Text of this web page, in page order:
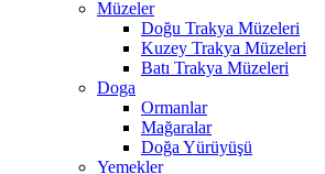
Müzeler
Doğu Trakya Müzeleri
Kuzey Trakya Müzeleri
Batı Trakya Müzeleri
Doga
Ormanlar
Mağaralar
Doğa Yürüyüşü
Yemekler